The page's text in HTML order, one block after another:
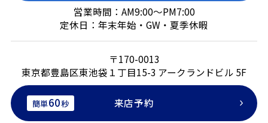
営業時間：AM9:00～PM7:00
定休日：年末年始・GW・夏季休暇
〒170-0013
東京都豊島区東池袋１丁目15-3 アークランドビル 5F
簡単60秒 来店予約